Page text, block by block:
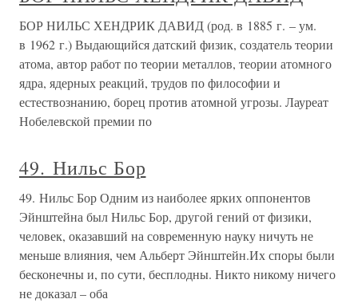
БОР НИЛЬС ХЕНДРИК ДАВИД (род. в 1885 г. – ум.
в 1962 г.) Выдающийся датский физик, создатель теории
атома, автор работ по теории металлов, теории атомного
ядра, ядерных реакций, трудов по философии и
естествознанию, борец против атомной угрозы. Лауреат
Нобелевской премии по
49. Нильс Бор
49. Нильс Бор Одним из наиболее ярких оппонентов
Эйнштейна был Нильс Бор, другой гений от физики,
человек, оказавший на современную науку ничуть не
меньше влияния, чем Альберт Эйнштейн.Их споры были
бесконечны и, по сути, бесплодны. Никто никому ничего
не доказал – оба